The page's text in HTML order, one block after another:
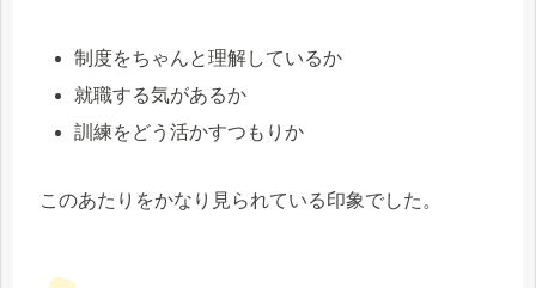
制度をちゃんと理解しているか
就職する気があるか
訓練をどう活かすつもりか
このあたりをかなり見られている印象でした。